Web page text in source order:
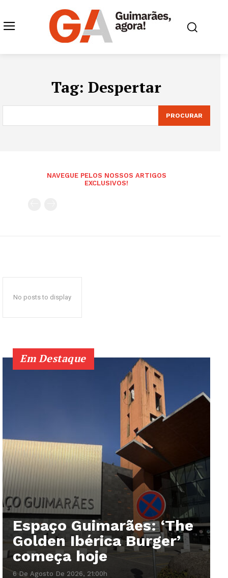
Tag: Despertar
PROCURAR
NAVEGUE PELOS NOSSOS ARTIGOS
EXCLUSIVOS!
No posts to display
Em Destaque
Espaço Guimarães: ‘The
Golden Ibérica Burger’
começa hoje
6 De Agosto De 2026, 21:00h